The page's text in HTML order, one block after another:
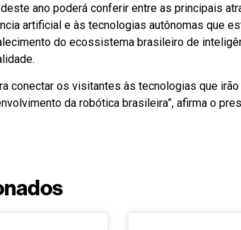
ano poderá conferir entre as principais
artificial e às tecnologias autônomas que
do ecossistema brasileiro de
conectar os visitantes às tecnologias que
da robótica brasileira”, afirma o